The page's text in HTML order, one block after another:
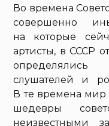
Во времена
совершенно
на которые
артисты, в СССР
слушателей и
В те времена мир
шедевры
неизвестными